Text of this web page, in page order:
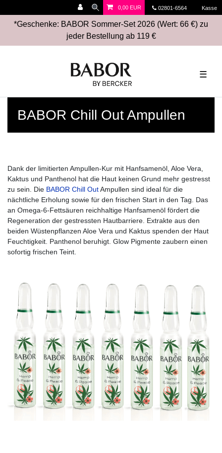
02801-6564 Kasse
0,00 EUR
*Geschenke: BABOR Sommer-Set 2026 (Wert: 66 €) zu
jeder Bestellung ab 119 €
☰
BABOR Chill Out Ampullen
Dank der limitierten Ampullen-Kur mit Hanfsamenöl, Aloe Vera,
Kaktus und Panthenol hat die Haut keinen Grund mehr gestresst
zu sein. Die BABOR Chill OutAmpullen sind ideal für die
nächtliche Erholung sowie für den frischen Start in den Tag. Das
an Omega-6-Fettsäuren reichhaltige Hanfsamenöl fördert die
Regeneration der gestressten Hautbarriere. Extrakte aus den
beiden Wüstenpflanzen Aloe Vera und Kaktus spenden der Haut
Feuchtigkeit. Panthenol beruhigt. Glow Pigmente zaubern einen
sofortig frischen Teint.